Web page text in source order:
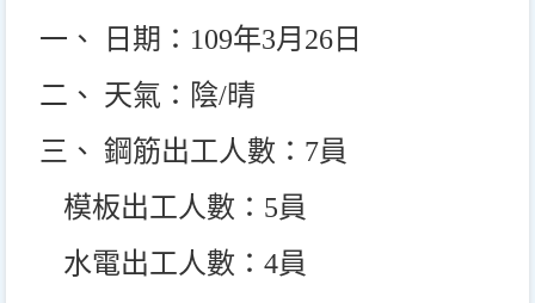
一、 日期：109年3月26日
二、 天氣：陰/晴
三、 鋼筋出工人數：7員
模板出工人數：5員
水電出工人數：4員